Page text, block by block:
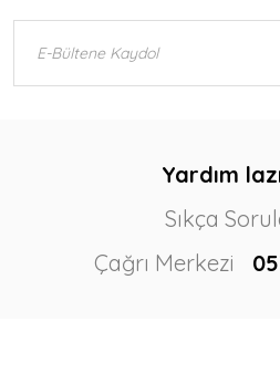
Yardım
Sıkça
Çağrı Merkezi